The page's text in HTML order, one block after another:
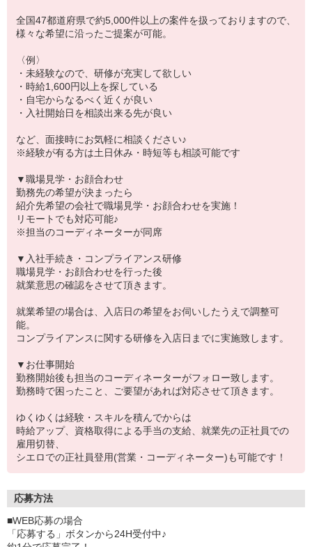
全国47都道府県で約5,000件以上の案件を扱っておりますので、
様々な希望に沿ったご提案が可能。
〈例〉
・未経験なので、研修が充実して欲しい
・時給1,600円以上を探している
・自宅からなるべく近くが良い
・入社開始日を相談出来る先が良い
など、面接時にお気軽に相談ください♪
※経験が有る方は土日休み・時短等も相談可能です
▼職場見学・お顔合わせ
勤務先の希望が決まったら
紹介先希望の会社で職場見学・お顔合わせを実施！
リモートでも対応可能♪
※担当のコーディネーターが同席
▼入社手続き・コンプライアンス研修
職場見学・お顔合わせを行った後
就業意思の確認をさせて頂きます。
就業希望の場合は、入店日の希望をお伺いしたうえで調整可
能。
コンプライアンスに関する研修を入店日までに実施致します。
▼お仕事開始
勤務開始後も担当のコーディネーターがフォロー致します。
勤務時で困ったこと、ご要望があれば対応させて頂きます。
ゆくゆくは経験・スキルを積んでからは
時給アップ、資格取得による手当の支給、就業先の正社員での
雇用切替、
シエロでの正社員登用(営業・コーディネーター)も可能です！
応募方法
■WEB応募の場合
「応募する」ボタンから24H受付中♪